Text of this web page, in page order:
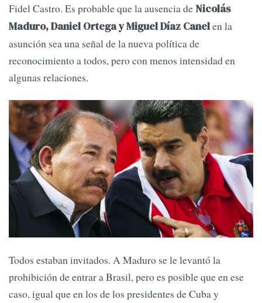
Fidel Castro. Es probable que la ausencia deNicolás
Maduro, Daniel Ortega y Miguel Díaz Canelen la
asunción sea una señal de la nueva política de
reconocimiento a todos, pero con menos intensidad en
algunas relaciones.
Todos estaban invitados. A Maduro se le levantó la
prohibición de entrar a Brasil, pero es posible que en ese
caso, igual que en los de los presidentes de Cuba y